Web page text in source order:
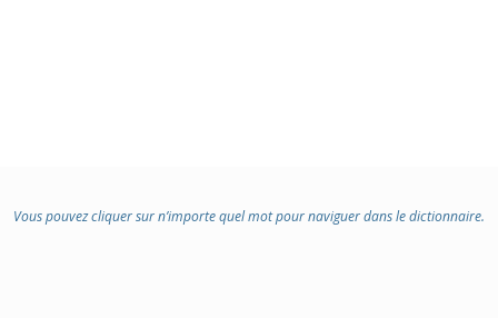
Vous pouvez cliquer sur n’importe quel mot pour naviguer dans le dictionnaire.